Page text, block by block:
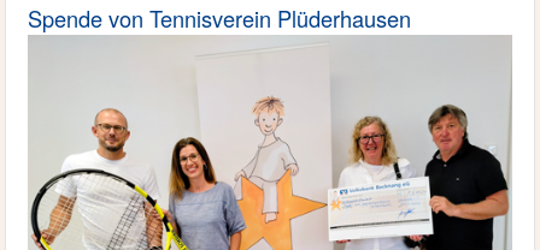
Spende von Tennisverein Plüderhausen